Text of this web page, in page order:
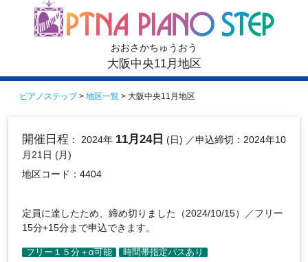
おおさかちゅうおう
大阪中央11月地区
ピアノステップ> 地区一覧 > 大阪中央11月地区
開催日程 ： 2024年 11月24日 (日) ／申込締切：2024年10
月21日 (月)
地区コード：4404
定員に達したため、締め切りました（2024/10/15）／フリー
15分+15分まで申込できます。